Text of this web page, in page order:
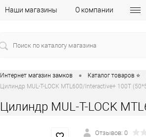
Наши магазины О компании
Интернет магазин замков • Каталог товаров ⭐
Цилиндр MUL-T-LOCK MTL600/Interactive+ 100T
Цилиндр MUL-T-LOCK
Отзывов: 0